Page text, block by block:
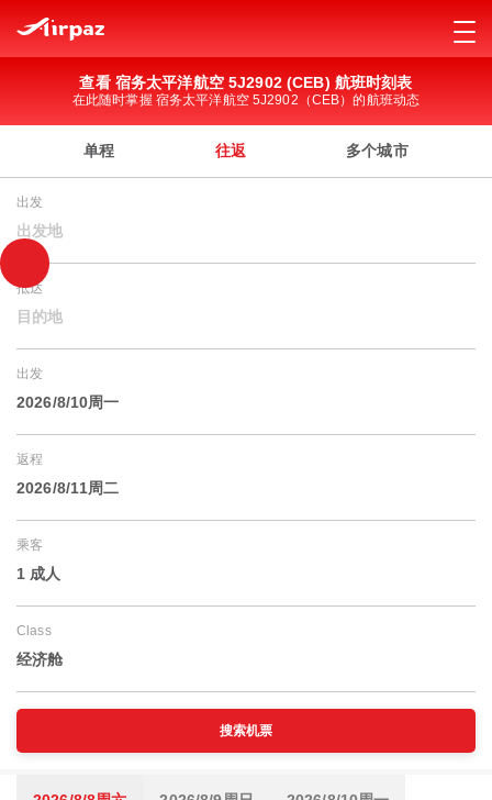
查看 宿务太平洋航空 5J2902 (CEB) 航班时刻表
在此随时掌握 宿务太平洋航空 5J2902（CEB）的航班动态
单程 往返 多个城市
出发
出发地
抵达
目的地
出发
2026/8/10周一
返程
2026/8/11周二
乘客
1 成人
Class
经济舱
搜索机票